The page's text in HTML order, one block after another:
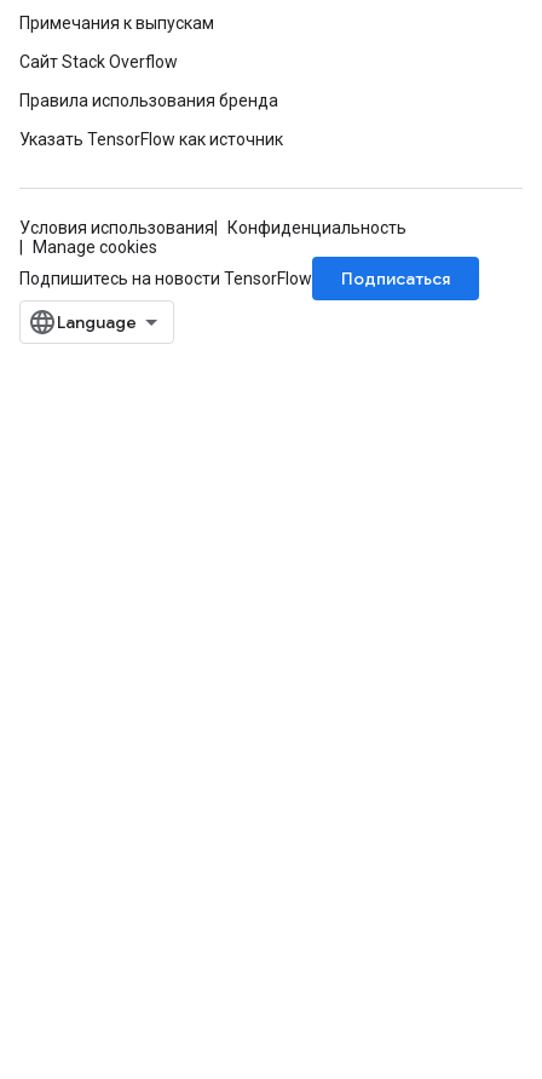
Примечания к выпускам
Сайт Stack Overflow
Правила использования бренда
Указать TensorFlow как источник
Условия использования
Конфиденциальность
Manage cookies
Подпишитесь на новости TensorFlow
Подписаться